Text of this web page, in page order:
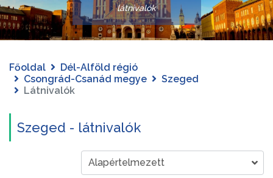
látnivalók
Főoldal
Dél-Alföld régió
Csongrád-Csanád megye
Szeged
Látnivalók
Szeged - látnivalók